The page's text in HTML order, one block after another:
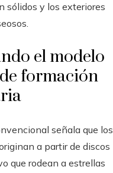
sólidos y los exteriores
el modelo
formación
señala que los
a partir de discos
que rodean a estrellas